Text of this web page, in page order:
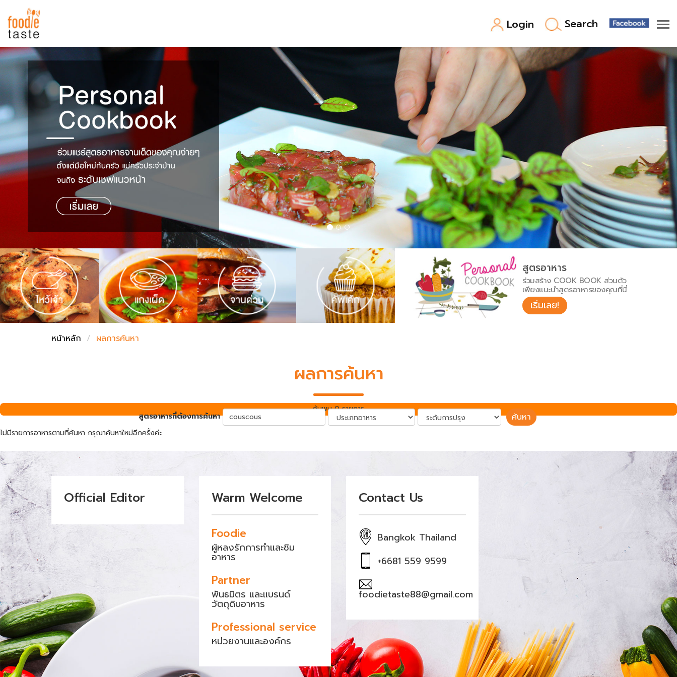
Login Search
สูตรอาหาร
สูตรอาหารล่าสุด
Top Foodie
พาไปชิม
สารพันก้นครัว
เคล็ดลับน่ารู้
เปรียบเทียบหน่วยการตวง
เปรียบเทียบอุณหภูมิ
เปรียบเทียบน้ำหนักวัตถุดิบ
ชั่งตวงเนย
FoodPedia
สร้าง Cookbook
สูตรอาหาร
ร่วมสร้าง COOK BOOK ส่วนตัว
เพียงแนะนำสูตรอาหารของคุณที่นี่
เริ่มเลย!
หน้าหลัก ผลการค้นหา
ผลการค้นหา
สูตรอาหารที่ต้องการค้นหา ค้นหา
ไม่มีรายการอาหารตามที่ค้นหา กรุณาค้นหาใหม่อีกครั้งค่ะ
ค้นพบ 0 รายการ
Official Editor Warm Welcome
Foodie
ผู้หลงรักการทำและชิม
อาหาร
Partner
พันธมิตร และแบรนด์
วัตถุดิบอาหาร
Professional service
หน่วยงานและองค์กร
Contact Us
Bangkok Thailand
+6681 559 9599
foodietaste88@gmail.com